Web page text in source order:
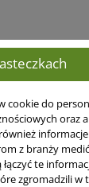
/Artykuly/
cookie do
oraz
z branży
te
zgromadzili w